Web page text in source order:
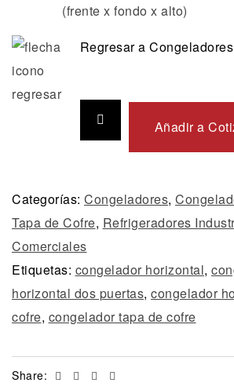
(frente x fondo x alto)
Regresar a
Añadir a
Categorías: Congeladores,
Tapa de Cofre, Refrigeradores
Comerciales
Etiquetas: congelador horizontal,
horizontal dos puertas, congelador
cofre, congelador tapa de cofre
Share: Facebook
TwitterLinkedin